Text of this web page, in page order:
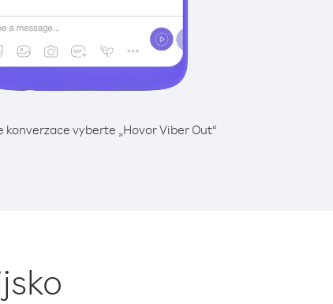
konverzace vyberte „Hovor Viber Out“